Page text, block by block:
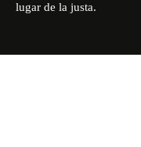
lugar de la justa.